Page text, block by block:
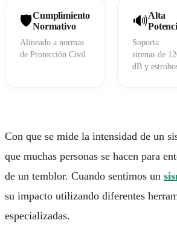
¿Cómo funciona?
Preguntas frecuentes
Contacto
Hazte Distribuidor
🛡️Cumplimiento
Normativo
Alineado a normas
de Protección Civil
🔊Alta
Soporta
sirenas de
dB y
Con que se mide la intensidad de un
que muchas personas se hacen para
de un temblor. Cuando sentimos un
su impacto utilizando diferentes
especializadas.